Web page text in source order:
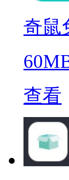
奇鼠
查看